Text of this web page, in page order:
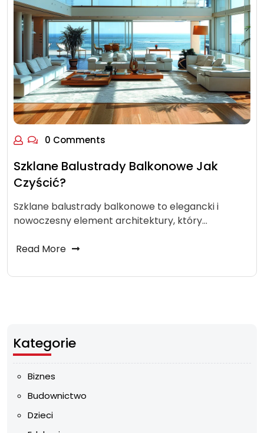
0 Comments
Szklane Balustrady Balkonowe Jak
Czyścić?
Szklane balustrady balkonowe to elegancki i
nowoczesny element architektury, który…
Read More
Kategorie
Biznes
Budownictwo
Dzieci